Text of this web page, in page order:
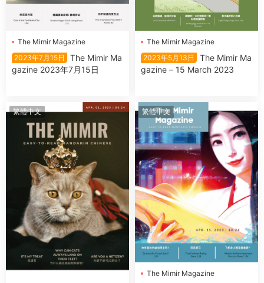
The Mimir Magazine
2023年7月15日
The Mimir Ma
gazine 2023年7月15日
The Mimir Magazine
2023年5月13日
The Mimir Ma
gazine – 15 March 2023
繁體中文 繁體中文
The Mimir Magazine